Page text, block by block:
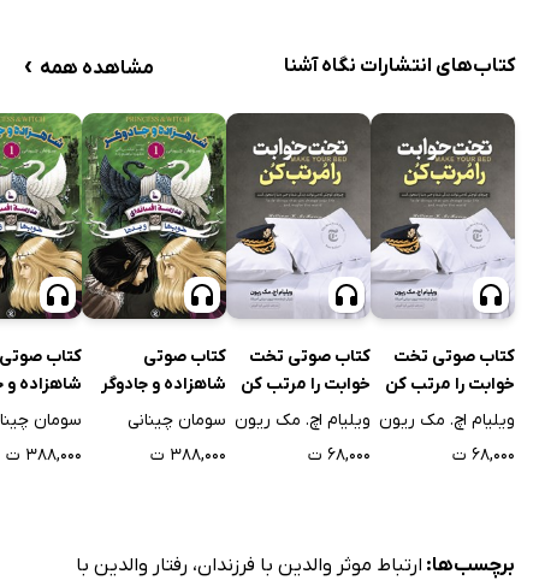
کتاب‌های انتشارات نگاه آشنا مشاهده همه ›
کتاب صوتی تخت
خوابت را مرتب کن
ویلیام اچ. مک ریون
۶۸,۰۰۰ ت
کتاب صوتی تخت
خوابت را مرتب کن
ویلیام اچ. مک ریون
۶۸,۰۰۰ ت
کتاب صوتی
شاهزاده و جادوگر
سومان چینانی
۳۸۸,۰۰۰ ت
کتاب صوتی
شاهزاده و
سومان
۳۸۸,۰۰۰ ت
برچسب‌ها: ارتباط موثر والدین با فرزندان، رفتار والدین با